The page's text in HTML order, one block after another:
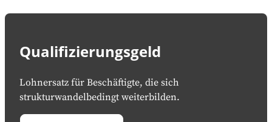
Qualifizierungsgeld
Lohnersatz für Beschäftigte, die sich
strukturwandelbedingt weiterbilden.